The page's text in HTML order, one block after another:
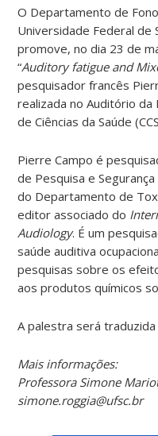
O Departamento de
Universidade Federal de
promove, no dia 23 de
“Auditory fatigue and
pesquisador francês
realizada no Auditório
de Ciências da Saúde
Pierre Campo é
de Pesquisa e
do Departamento de
editor associado do
Audiology. É um
saúde auditiva
pesquisas sobre os
aos produtos químicos
A palestra será
Mais informações:
Professora Simone
simone.roggia@ufsc.br